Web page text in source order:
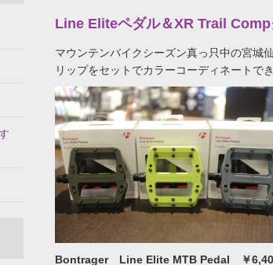
Line Eliteペダル＆XR Trail Comp
マウンテンバイクシーズン真っ只中の宮城
リップをセットでカラーコーディネートで
Bontrager Line Elite MTB Pedal ￥